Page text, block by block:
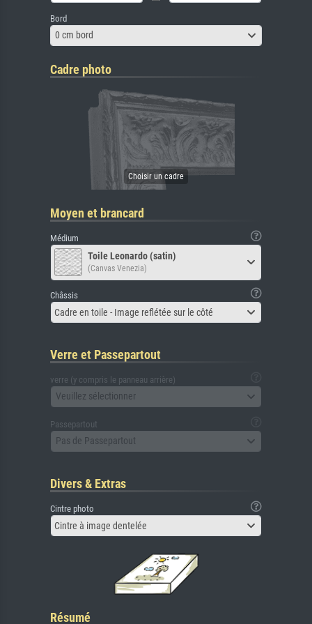
Bord
0 cm bord
Cadre photo
Moyen et brancard
Médium
Toile Leonardo (satin)
(Canvas Venezia)
Châssis
Cadre en toile - Image reflétée sur le côté
Verre et Passepartout
verre (y compris le panneau arrière)
Veuillez sélectionner
Passepartout
Pas de Passepartout
Divers & Extras
Cintre photo
Cintre à image dentelée
Résumé